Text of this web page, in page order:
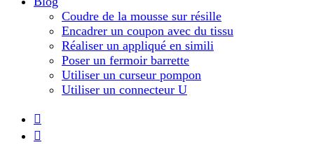
Coudre de la mousse sur résille
Encadrer un coupon avec du tissu
Réaliser un appliqué en simili
Poser un fermoir barrette
Utiliser un curseur pompon
Utiliser un connecteur U